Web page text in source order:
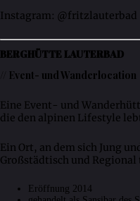
Instagram: @fritzlauterbad
BERGHÜTTE LAUTERBAD
// Event- und Wanderlocation
Eine Event- und
die den alpinen Lifestyle
Ein Ort, an dem sich Jung
Großstädtisch und
Eröffnung 2014